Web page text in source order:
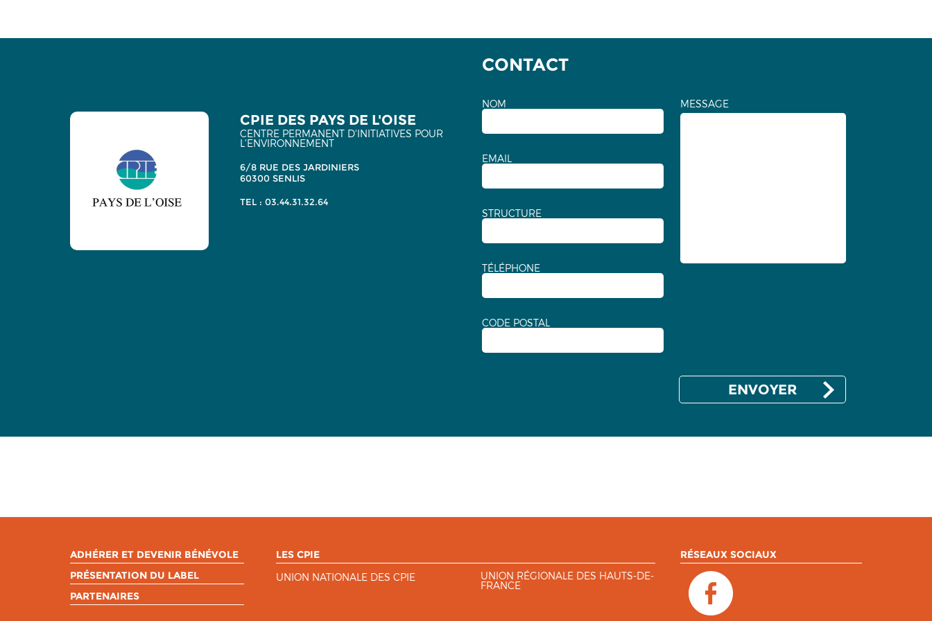
CPIE DES PAYS DE L'OISE
CENTRE PERMANENT D'INITIATIVES POUR
L'ENVIRONNEMENT
6/8 RUE DES JARDINIERS
60300 SENLIS
TEL : 03.44.31.32.64
CONTACT
NOM
EMAIL
STRUCTURE
TÉLÉPHONE
CODE POSTAL
MESSAGE
ADHÉRER ET DEVENIR BÉNÉVOLE
PRÉSENTATION DU LABEL
PARTENAIRES
LES CPIE
UNION NATIONALE DES CPIE
UNION RÉGIONALE DES HAUTS-DE-
FRANCE
RÉSEAUX SOCIAUX